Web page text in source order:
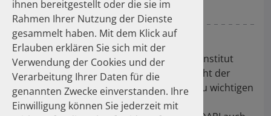
Gradl Gabriele
Griese-Mammen Nina
Hadji Peyman
Haehling Stephan
Haidinger Gerald
Hansen Kerstin
Heinemann Axel
Heinemann Lutz
25.11.2025
Increasing use of non-statin and combination lipid-
lowering therapies 2012–2025: a nationwide study
23.10.2025
Inhaler use and their carbon footprint in Germany: a 10-
year analysis (2013–2022)
sich
Klöckner D
2022 feiert das Deutsche Arzneiprüfungsinstitut
(DAPI) seinen 70. Geburtstag. Es ermöglicht der
Apothekerschaft, eigene Auswertungen zu wichtigen
Aspekten der Arzneimittelversorgung
ihnen bereitgestellt oder die sie im
Rahmen Ihrer Nutzung der Dienste
gesammelt haben. Mit dem Klick auf
Erlauben erklären Sie sich mit der
Verwendung der Cookies und der
Verarbeitung Ihrer Daten für die
genannten Zwecke einverstanden. Ihre
Einwilligung können Sie jederzeit mit